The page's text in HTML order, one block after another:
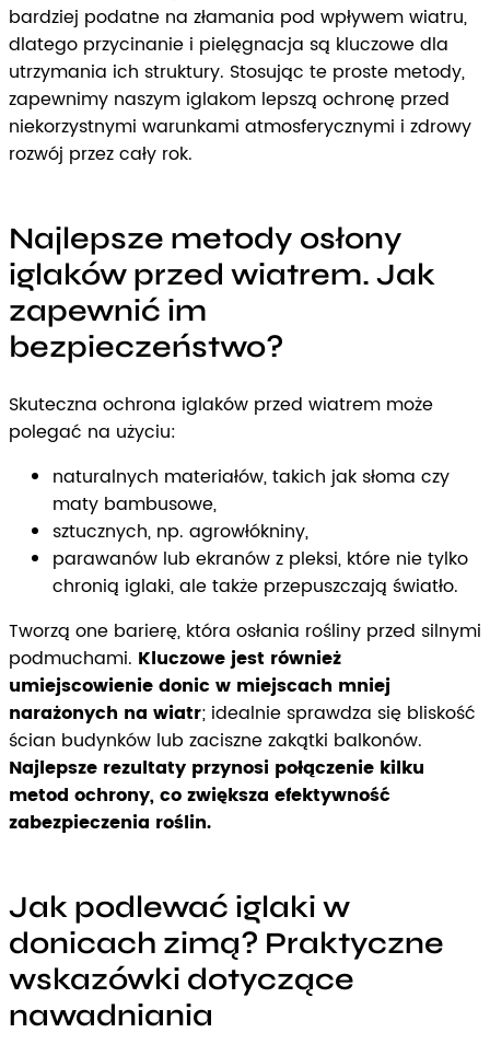
bardziej podatne na złamania pod wpływem wiatru,
dlatego przycinanie i pielęgnacja są kluczowe dla
utrzymania ich struktury. Stosując te proste metody,
zapewnimy naszym iglakom lepszą ochronę przed
niekorzystnymi warunkami atmosferycznymi i zdrowy
rozwój przez cały rok.
Najlepsze metody osłony
iglaków przed wiatrem. Jak
zapewnić im
bezpieczeństwo?
Skuteczna ochrona iglaków przed wiatrem może
polegać na użyciu:
naturalnych materiałów, takich jak słoma czy
maty bambusowe,
sztucznych, np. agrowłókniny,
parawanów lub ekranów z pleksi, które nie tylko
chronią iglaki, ale także przepuszczają światło.
Tworzą one barierę, która osłania rośliny przed silnymi
podmuchami. Kluczowe jest również
umiejscowienie donic w miejscach mniej
narażonych na wiatr; idealnie sprawdza się bliskość
ścian budynków lub zaciszne zakątki balkonów.
Najlepsze rezultaty przynosi połączenie kilku
metod ochrony, co zwiększa efektywność
zabezpieczenia roślin.
Jak podlewać iglaki w
donicach zimą? Praktyczne
wskazówki dotyczące
nawadniania